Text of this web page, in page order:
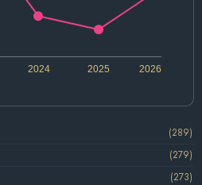
2024 2026
2025
(289)
(279)
(273)